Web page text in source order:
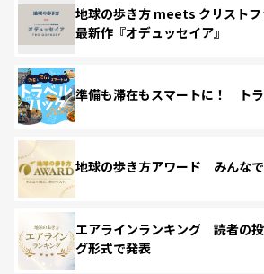
地球の歩き方 meets クリスト
最新作『オデュッセイア』
準備も滞在もスマートに！ ト
地球の歩き方アワード みんなで
エアラインランキング 読者の
グ形式で発表